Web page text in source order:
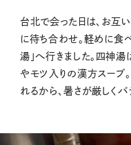
台北で会った日は、お互
に待ち合わせ。軽めに食
湯」へ行きました。四神
やモツ入りの漢方スープ
れるから、暑さが厳しく